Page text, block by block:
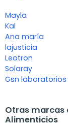
Mayla
Kal
Ana maría
lajusticia
Leotron
Solaray
Gsn laboratorios
Otras marcas
Alimenticios